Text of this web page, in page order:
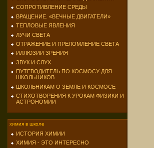
СОПРОТИВЛЕНИЕ СРЕДЫ
ВРАЩЕНИЕ. «ВЕЧНЫЕ ДВИГАТЕЛИ»
ТЕПЛОВЫЕ ЯВЛЕНИЯ
ЛУЧИ СВЕТА
ОТРАЖЕНИЕ И ПРЕЛОМЛЕНИЕ СВЕТА
ИЛЛЮЗИИ ЗРЕНИЯ
ЗВУК И СЛУХ
ПУТЕВОДИТЕЛЬ ПО КОСМОСУ ДЛЯ
ШКОЛЬНИКОВ
ШКОЛЬНИКАМ О ЗЕМЛЕ И КОСМОСЕ
СТИХОТВОРЕНИЯ К УРОКАМ ФИЗИКИ И
АСТРОНОМИИ
химия в школе
ИСТОРИЯ ХИМИИ
ХИМИЯ - ЭТО ИНТЕРЕСНО